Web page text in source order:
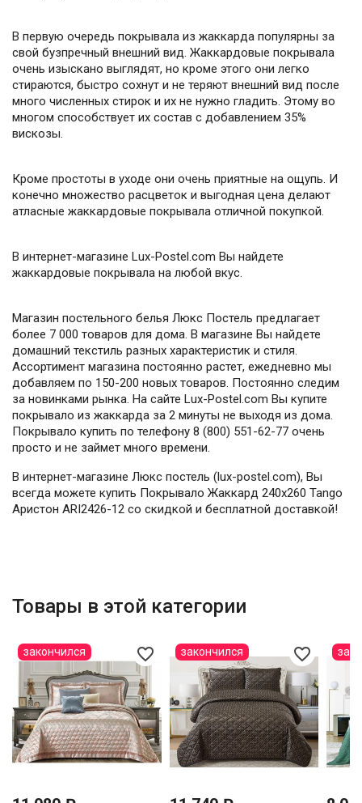
В первую очередь покрывала из жаккарда популярны за
свой бузпречный внешний вид. Жаккардовые покрывала
очень изыскано выглядят, но кроме этого они легко
стираются, быстро сохнут и не теряют внешний вид после
много численных стирок и их не нужно гладить. Этому во
многом способствует их состав с добавлением 35%
вискозы.
Кроме простоты в уходе они очень приятные на ощупь. И
конечно множество расцветок и выгодная цена делают
атласные жаккардовые покрывала отличной покупкой.
В интернет-магазине Lux-Postel.com Вы найдете
жаккардовые покрывала на любой вкус.
Магазин постельного белья Люкс Постель предлагает
более 7 000 товаров для дома. В магазине Вы найдете
домашний текстиль разных характеристик и стиля.
Ассортимент магазина постоянно растет, ежедневно мы
добавляем по 150-200 новых товаров. Постоянно следим
за новинками рынка. На сайте Lux-Postel.com Вы купите
покрывало из жаккарда за 2 минуты не выходя из дома.
Покрывало купить по телефону 8 (800) 551-62-77 очень
просто и не займет много времени.
В интернет-магазине Люкс постель (lux-postel.com), Вы
всегда можете купить Покрывало Жаккард 240х260 Tango
Аристон ARI2426-12 со скидкой и бесплатной доставкой!
Товары в этой категории
favorite_border
закончился favorite_border
закончился